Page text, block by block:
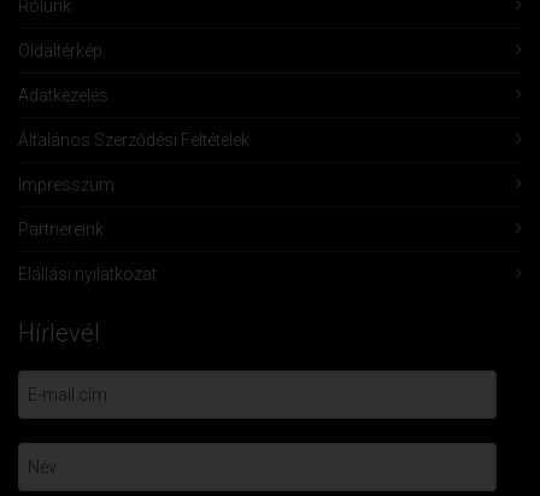
Rólunk
Oldaltérkép
Adatkezelés
Általános Szerződési Feltételek
Impresszum
Partnereink
Elállási nyilatkozat
Hírlevél